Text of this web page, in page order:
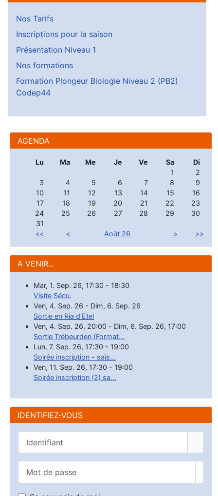
AGENDA
Lu Ma Me Je Ve Sa
Di
1
2
3
4 5 6 7 8
9
10
11 12 13 14 15
16
17
18 19 20 21 22
23
24
25 26 27 28 29
30
31
<<
< Août 26 > >>
A VENIR...
Mar, 1. Sep. 26, 17:30 - 18:30
Visite Sécu.
Ven, 4. Sep. 26 - Dim, 6. Sep. 26
Sortie en Ria d'Etel
Ven, 4. Sep. 26, 20:00 - Dim, 6. Sep. 26, 17:00
Sortie Trébeurden (Format...
Lun, 7. Sep. 26, 17:30 - 19:00
Soirée inscription - sais...
Ven, 11. Sep. 26, 17:30 - 19:00
Soirée inscription (2) sa...
IDENTIFIEZ-VOUS
Nos Tarifs
Inscriptions pour la saison
Présentation Niveau 1
Nos formations
Formation Plongeur Biologie Niveau 2 (PB2)
Codep44